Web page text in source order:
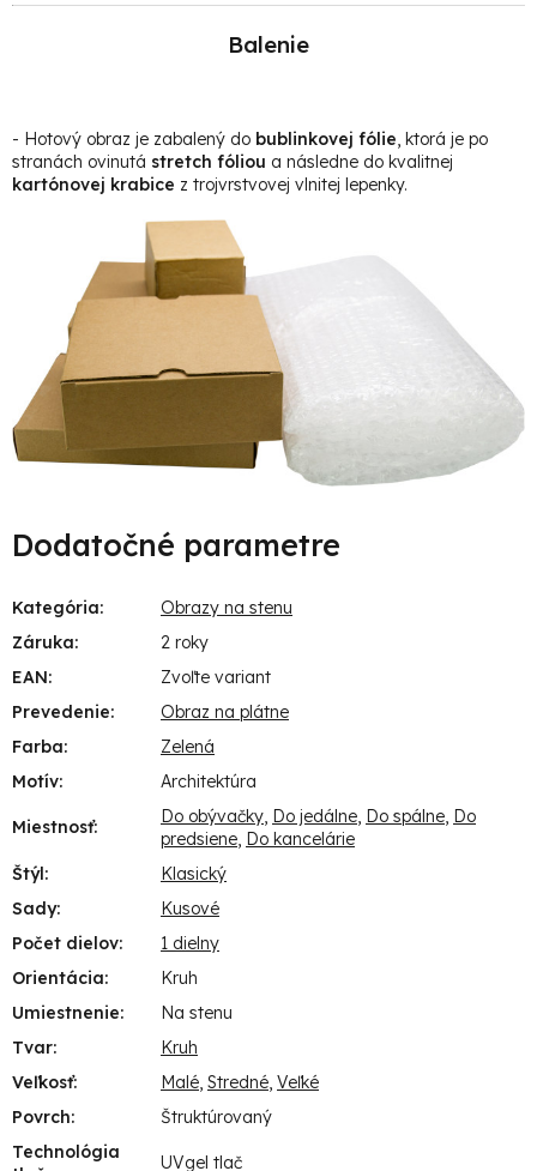
Balenie
- Hotový obraz je zabalený do bublinkovej fólie, ktorá je po
stranách ovinutá stretch fóliou a následne do kvalitnej
kartónovej krabice z trojvrstvovej vlnitej lepenky.
Dodatočné parametre
Kategória:
Obrazy na stenu
Záruka:
2 roky
EAN:
Zvoľte variant
Prevedenie:
Obraz na plátne
Farba:
Zelená
Motív: Architektúra
Miestnosť: Do obývačky, Do jedálne, Do spálne, Do
predsiene, Do kancelárie
Štýl:
Klasický
Sady:
Kusové
Počet dielov:
1 dielny
Orientácia:
Kruh
Umiestnenie:
Na stenu
Tvar:
Kruh
Veľkosť: Malé, Stredné, Veľké
Povrch:
Štruktúrovaný
Technológia
UVgel tlač